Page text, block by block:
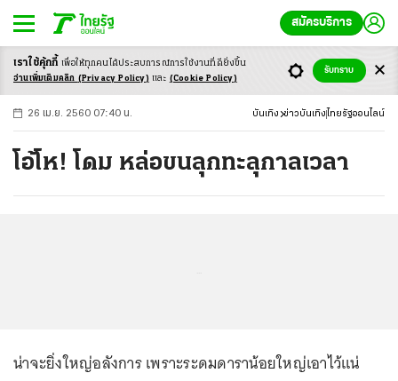
สมัครบริการ
-ก ก ก+
26 เม.ย. 2560 07:40 น. บันเทิง ข่าวบันเทิง ไทยรัฐออนไลน์
โอ้โห! โดม หล่อขนลุกทะลุกาลเวลา
น่าจะยิ่งใหญ่อลังการ เพราะระดมดาราน้อยใหญ่เอาไว้แน่
เราใช้คุ้กกี้ เพื่อให้ทุกคนได้ประสบการณ์การใช้งานที่ดียิ่งขึ้น
อ่านเพิ่มเติมคลิก (Privacy Policy) และ (Cookie Policy)
รับทราบ